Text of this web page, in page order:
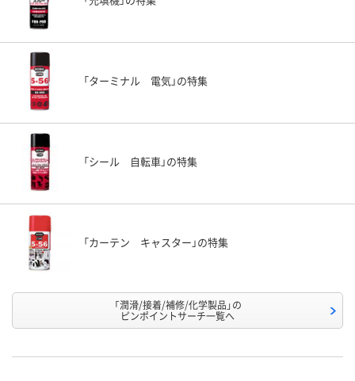
「ターミナル 電気」の特集
「シール 自転車」の特集
「カーテン キャスター」の特集
「潤滑/接着/補修/化学製品」の
ピンポイントサーチ一覧へ